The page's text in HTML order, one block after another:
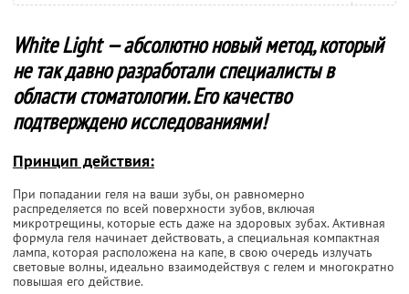
White Light — абсолютно новый метод, который
не так давно разработали специалисты в
области стоматологии. Его качество
подтверждено исследованиями!
Принцип действия:
При попадании геля на ваши зубы, он равномерно
распределяется по всей поверхности зубов, включая
микротрещины, которые есть даже на здоровых зубах. Активная
формула геля начинает действовать, а специальная компактная
лампа, которая расположена на капе, в свою очередь излучать
световые волны, идеально взаимодействуя с гелем и многократно
повышая его действие.